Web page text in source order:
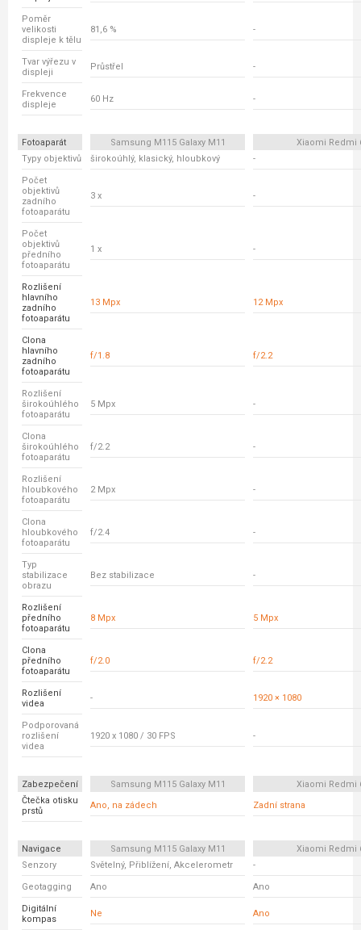
Poměr
velikosti
displeje k tělu
81,6 % -
Tvar výřezu v
displeji
Průstřel -
Frekvence
displeje
60 Hz -
Fotoaparát Samsung M115 Galaxy M11
Xiaomi Redmi
Typy objektivů
širokoúhlý, klasický, hloubkový -
Počet
objektivů
zadního
fotoaparátu
3 x -
Počet
objektivů
předního
fotoaparátu
1 x -
Rozlišení
hlavního
zadního
fotoaparátu
13 Mpx 12 Mpx
Clona
hlavního
zadního
fotoaparátu
f/1.8 f/2.2
Rozlišení
širokoúhlého
fotoaparátu
5 Mpx -
Clona
širokoúhlého
fotoaparátu
f/2.2 -
Rozlišení
hloubkového
fotoaparátu
2 Mpx -
Clona
hloubkového
fotoaparátu
f/2.4 -
Typ
stabilizace
obrazu
Bez stabilizace -
Rozlišení
předního
fotoaparátu
8 Mpx 5 Mpx
Clona
předního
fotoaparátu
f/2.0 f/2.2
Rozlišení
videa
- 1920 × 1080
Podporovaná
rozlišení
videa
1920 x 1080 / 30 FPS -
Zabezpečení Samsung M115 Galaxy M11
Xiaomi Redmi
Čtečka otisku
prstů
Ano, na zádech Zadní strana
Navigace Samsung M115 Galaxy M11
Xiaomi Redmi
Senzory
Světelný, Přiblížení, Akcelerometr -
Geotagging Ano Ano
Digitální
kompas
Ne Ano